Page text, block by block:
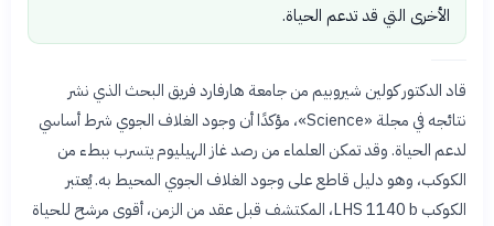
الأخرى التي قد تدعم الحياة.
قاد الدكتور كولين شيروبيم من جامعة هارفارد فريق البحث الذي نشر
نتائجه في مجلة «Science»، مؤكدًا أن وجود الغلاف الجوي شرط أساسي
لدعم الحياة. وقد تمكن العلماء من رصد غاز الهيليوم يتسرب ببطء من
الكوكب، وهو دليل قاطع على وجود الغلاف الجوي المحيط به. يُعتبر
الكوكب LHS 1140 b، المكتشف قبل عقد من الزمن، أقوى مرشح للحياة